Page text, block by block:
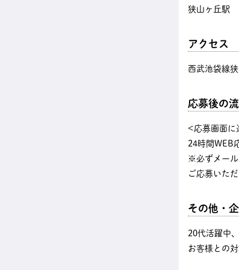
狭山ヶ丘駅
アクセス
西武池袋線
応募後の
<応募画面に
24時間WEB
※必ずメール
ご応募いた
その他・
20代活躍中
お客様との